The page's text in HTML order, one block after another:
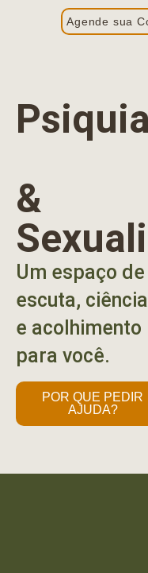
Agende sua
&
Um espaço de
escuta, ciência
e acolhimento
para você.
POR QUE PEDIR
AJUDA?